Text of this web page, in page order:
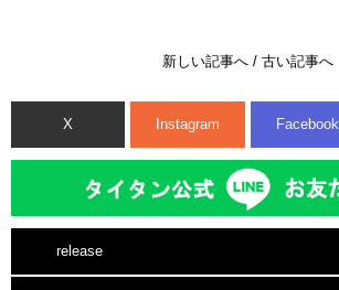
新しい記事へ/ 古い記事へ
X Instagram Facebook
release